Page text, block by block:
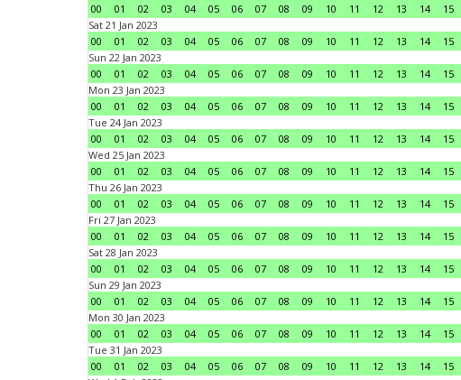
00
01 02 03 04 05 06 07 08 09 10 11 12 13 14 15
Sat 21 Jan 2023
00
01 02 03 04 05 06 07 08 09 10 11 12 13 14 15
Sun 22 Jan 2023
00
01 02 03 04 05 06 07 08 09 10 11 12 13 14 15
Mon 23 Jan 2023
00
01 02 03 04 05 06 07 08 09 10 11 12 13 14 15
Tue 24 Jan 2023
00
01 02 03 04 05 06 07 08 09 10 11 12 13 14 15
Wed 25 Jan 2023
00
01 02 03 04 05 06 07 08 09 10 11 12 13 14 15
Thu 26 Jan 2023
00
01 02 03 04 05 06 07 08 09 10 11 12 13 14 15
Fri 27 Jan 2023
00
01 02 03 04 05 06 07 08 09 10 11 12 13 14 15
Sat 28 Jan 2023
00
01 02 03 04 05 06 07 08 09 10 11 12 13 14 15
Sun 29 Jan 2023
00
01 02 03 04 05 06 07 08 09 10 11 12 13 14 15
Mon 30 Jan 2023
00
01 02 03 04 05 06 07 08 09 10 11 12 13 14 15
Tue 31 Jan 2023
00
01 02 03 04 05 06 07 08 09 10 11 12 13 14 15